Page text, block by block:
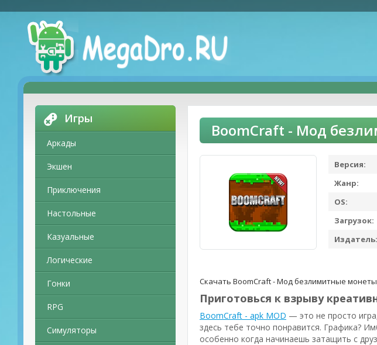
Игры
Аркады
Экшен
Приключения
Настольные
Казуальные
Логические
Гонки
RPG
Симуляторы
BoomCraft - Мод
Версия:
Жанр:
OS:
Загрузок:
Издатель:
Скачать BoomCraft - Мод безлимитные монеты
Приготовься к взрыву
BoomCraft - apk MOD — это не просто
здесь тебе точно понравится. Графика?
особенно когда начинаешь затащить с